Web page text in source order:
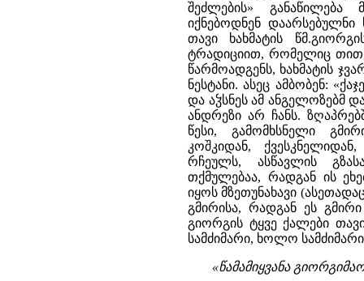
შეძლების»
იქნებოდნენ დაარსებულნი
თავი ხახმატის
ტრადიციით, რომელიც
წარმოადგენს, ხახმატის
ნესტანი. ასეც ამბობენ:
და აჴსნეს ამ ანგელოზებმ
ანდრეზი არ ჩანს.
წესი, გამომხსნელი
კოშკიდან,
რჩეულს, ასწავლის
თქმულებაა, რადგან ის
იყოს მზეთუნახავი
გმირისა, რადგან ეს
გიორგის ტყვე ქალები
სამძიმარი, ხოლო
«წამამიყვანა